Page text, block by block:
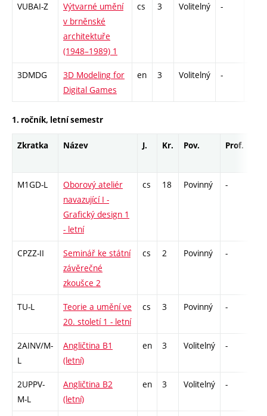
VUBAI-Z
Výtvarné umění
v brněnské
architektuře
(1948–1989) 1
cs 3 Volitelný -
3DMDG
3D Modeling for
Digital Games
en 3 Volitelný -
1. ročník, letní semestr
Zkratka Název J. Kr. Pov. Prof.
M1GD-L
Oborový ateliér
navazující I -
Grafický design 1
- letní
cs 18 Povinný -
CPZZ-II
Seminář ke státní
závěrečné
zkoušce 2
cs 2 Povinný -
TU-L
Teorie a umění ve
20. století 1 - letní
cs 3 Povinný -
2AINV/M-
L
Angličtina B1
(letní)
en 3 Volitelný -
2UPPV-
M-L
Angličtina B2
(letní)
en 3 Volitelný -